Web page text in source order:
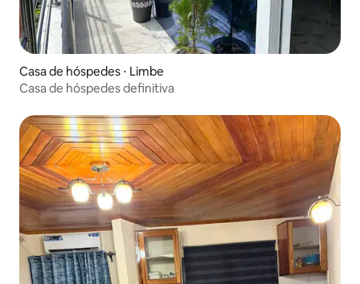
Casa de hóspedes ⋅ Limbe
Casa de hóspedes definitiva